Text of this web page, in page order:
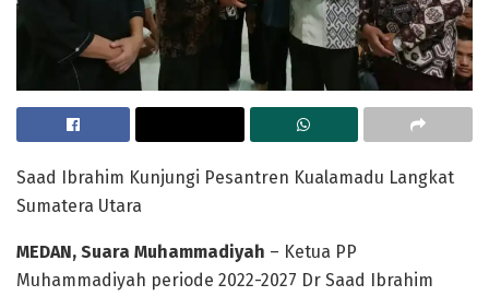
Saad Ibrahim Kunjungi Pesantren Kualamadu Langkat
Sumatera Utara
MEDAN, Suara Muhammadiyah – Ketua PP
Muhammadiyah periode 2022-2027 Dr Saad Ibrahim